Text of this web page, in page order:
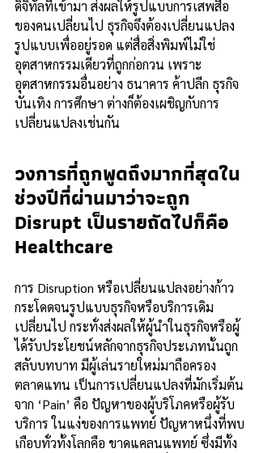
ดิจิทัลที่เข้ามา ส่งผลให้รูปแบบการเสพสื่อ
ของคนเปลี่ยนไป ธุรกิจจึงต้องเปลี่ยนแปลง
รูปแบบเพื่ออยู่รอด แต่สื่อสิ่งพิมพ์ไม่ใช่
อุตสาหกรรมเดียวที่ถูกก่อกวน เพราะ
อุตสาหกรรมอื่นอย่าง ธนาคาร ค้าปลีก ธุรกิจ
บันเทิง การศึกษา ต่างก็ต้องเผชิญกับการ
เปลี่ยนแปลงเช่นกัน
วงการที่ถูกพูดถึงมากที่สุดใน
ช่วงปีที่ผ่านมาว่าจะถูก
Disrupt เป็นรายถัดไปก็คือ
Healthcare
การ Disruption หรือเปลี่ยนแปลงอย่างก้าว
กระโดดจนรูปแบบธุรกิจหรือบริการเดิม
เปลี่ยนไป กระทั่งส่งผลให้ผู้นำในธุรกิจหรือผู้
ได้รับประโยชน์หลักจากธุรกิจประเภทนั้นถูก
สลับบทบาท มีผู้เล่นรายใหม่มาถือครอง
ตลาดแทน เป็นการเปลี่ยนแปลงที่มักเริ่มต้น
จาก ‘Pain’ คือ ปัญหาของผู้บริโภคหรือผู้รับ
บริการ ในแง่ของการแพทย์ ปัญหาหนึ่งที่พบ
เกือบทั่วทั้งโลกคือ ขาดแคลนแพทย์ ซึ่งมีทั้ง